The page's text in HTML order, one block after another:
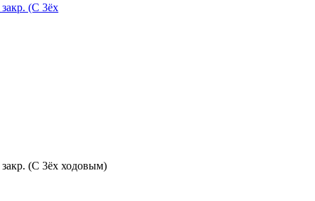
(С 3ёх
закр. (С 3ёх ходовым)